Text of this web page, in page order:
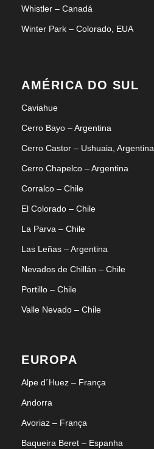
Whistler – Canadá
Winter Park – Colorado, EUA
AMÉRICA DO SUL
Caviahue
Cerro Bayo – Argentina
Cerro Castor – Ushuaia, Argentina
Cerro Chapelco – Argentina
Corralco – Chile
El Colorado – Chile
La Parva – Chile
Las Leñas – Argentina
Nevados de Chillán – Chile
Portillo – Chile
Valle Nevado – Chile
EUROPA
Alpe d´Huez – França
Andorra
Avoriaz – França
Baqueira Beret – Espanha